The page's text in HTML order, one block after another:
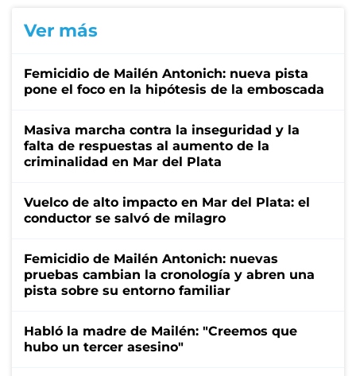
Ver más
Femicidio de Mailén Antonich: nueva pista
pone el foco en la hipótesis de la emboscada
Masiva marcha contra la inseguridad y la
falta de respuestas al aumento de la
criminalidad en Mar del Plata
Vuelco de alto impacto en Mar del Plata: el
conductor se salvó de milagro
Femicidio de Mailén Antonich: nuevas
pruebas cambian la cronología y abren una
pista sobre su entorno familiar
Habló la madre de Mailén: "Creemos que
hubo un tercer asesino"